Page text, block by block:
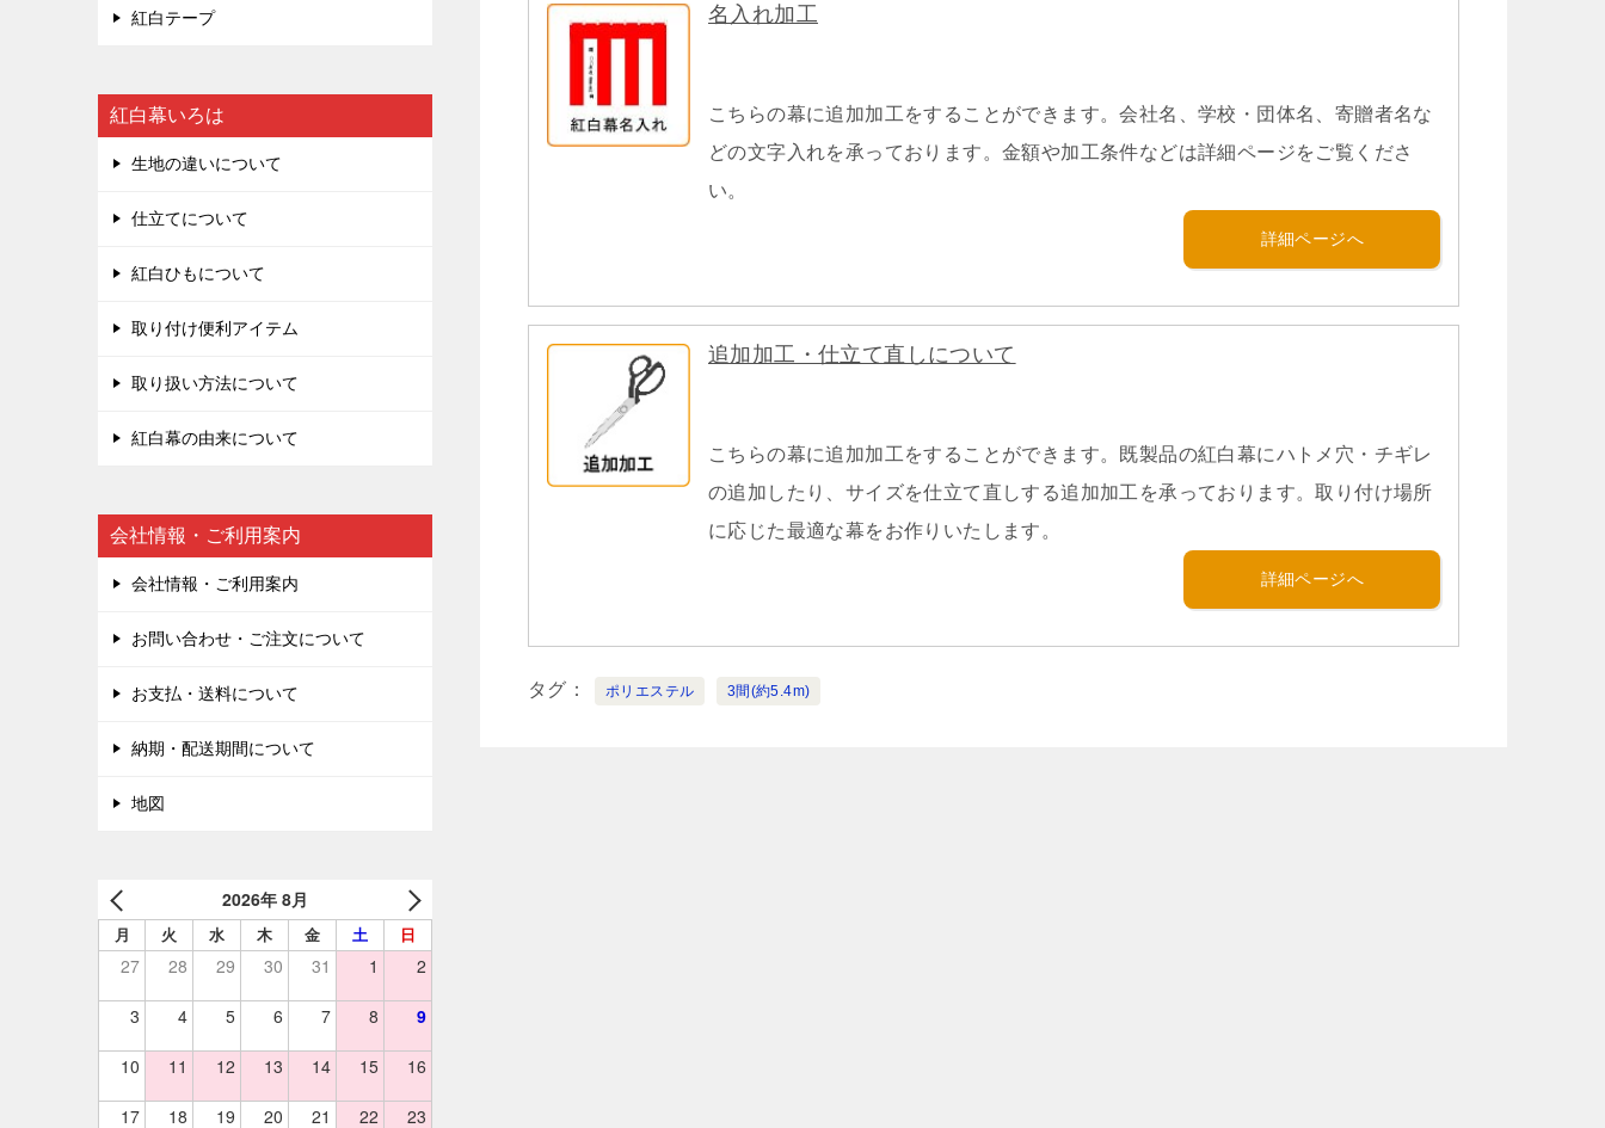
名入れ加工
こちらの幕に追加加工をすることができます。会社名、学校・団体名、寄贈者名な
どの文字入れを承っております。金額や加工条件などは詳細ページをご覧くださ
い。
詳細ページへ
追加加工・仕立て直しについて
こちらの幕に追加加工をすることができます。既製品の紅白幕にハトメ穴・チギレ
の追加したり、サイズを仕立て直しする追加加工を承っております。取り付け場所
に応じた最適な幕をお作りいたします。
詳細ページへ
タグ ポリエステル 3間(約5.4m)
紅白テープ
紅白幕いろは
生地の違いについて
仕立てについて
紅白ひもについて
取り付け便利アイテム
取り扱い方法について
紅白幕の由来について
会社情報・ご利用案内
会社情報・ご利用案内
お問い合わせ・ご注文について
お支払・送料について
納期・配送期間について
地図
2026年 8月
月 火 水 木 金 土 日
27 28 29 30 31 1 2
3 4 5 6 7 8 9
10 11 12 13 14 15 16
17 18 19 20 21 22 23